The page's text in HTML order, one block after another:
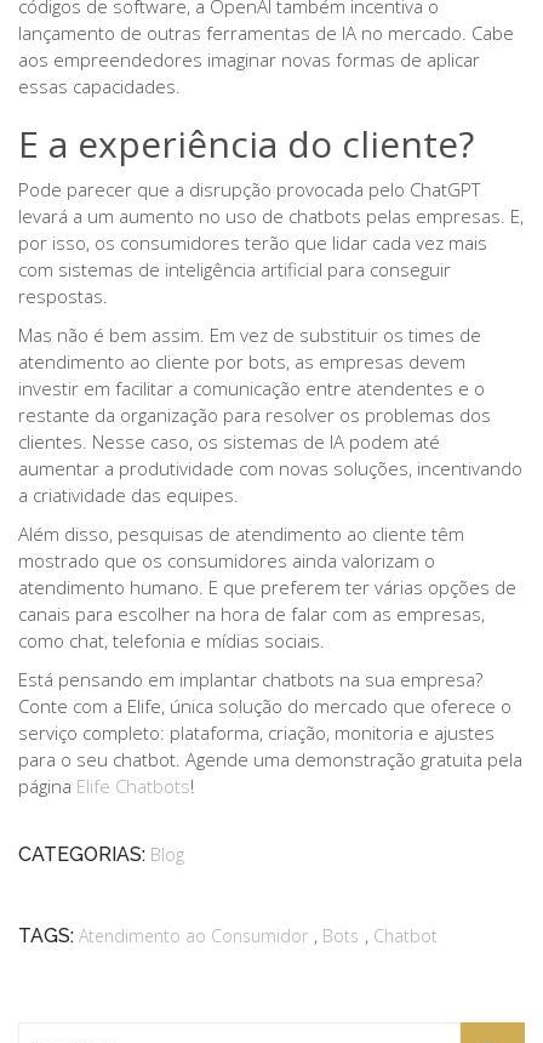
códigos de software, a OpenAI também incentiva o
lançamento de outras ferramentas de IA no mercado. Cabe
aos empreendedores imaginar novas formas de aplicar
essas capacidades.
E a experiência do cliente?
Pode parecer que a disrupção provocada pelo ChatGPT
levará a um aumento no uso de chatbots pelas empresas. E,
por isso, os consumidores terão que lidar cada vez mais
com sistemas de inteligência artificial para conseguir
respostas.
Mas não é bem assim. Em vez de substituir os times de
atendimento ao cliente por bots, as empresas devem
investir em facilitar a comunicação entre atendentes e o
restante da organização para resolver os problemas dos
clientes. Nesse caso, os sistemas de IA podem até
aumentar a produtividade com novas soluções, incentivando
a criatividade das equipes.
Além disso, pesquisas de atendimento ao cliente têm
mostrado que os consumidores ainda valorizam o
atendimento humano. E que preferem ter várias opções de
canais para escolher na hora de falar com as empresas,
como chat, telefonia e mídias sociais.
Está pensando em implantar chatbots na sua empresa?
Conte com a Elife, única solução do mercado que oferece o
serviço completo: plataforma, criação, monitoria e ajustes
para o seu chatbot. Agende uma demonstração gratuita pela
página Elife Chatbots!
CATEGORIAS: Blog
TAGS: Atendimento ao Consumidor , Bots , Chatbot